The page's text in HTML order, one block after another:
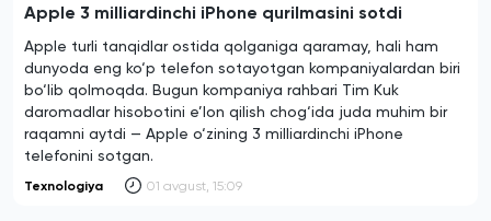
Apple 3 milliardinchi iPhone qurilmasini sotdi
Apple turli tanqidlar ostida qolganiga qaramay, hali ham
dunyoda eng ko‘p telefon sotayotgan kompaniyalardan biri
bo‘lib qolmoqda. Bugun kompaniya rahbari Tim Kuk
daromadlar hisobotini e’lon qilish chog‘ida juda muhim bir
raqamni aytdi — Apple o‘zining 3 milliardinchi iPhone
telefonini sotgan.
Texnologiya 01 avgust, 15:09